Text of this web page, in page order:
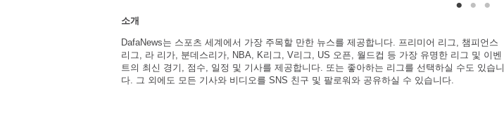
소개
DafaNews는 스포츠 세계에서 가장 주목할 만한 뉴스를 제공합니다. 프리미어 리그, 챔피언스
리그, 라 리가, 분데스리가, NBA, K리그, V리그, US 오픈, 월드컵 등 가장 유명한 리그 및 이벤
트의 최신 경기, 점수, 일정 및 기사를 제공합니다. 또는 좋아하는 리그를 선택하실 수도 있습니
다. 그 외에도 모든 기사와 비디오를 SNS 친구 및 팔로워와 공유하실 수 있습니다.